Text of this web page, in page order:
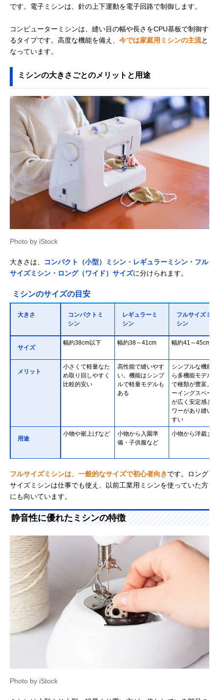
です。電子ミシンは、針の上下運動を電子回路で制御します。
コンピューターミシンは、縫い目の幅や長さをCPU基板で制御す
るタイプです。高度な機能を備え、 今では家庭用ミシンの主流と
なっています。
ミシンの大きさごとのメリットと用途
Photo by iStock
大きさは、
コンパクト（小型）ミシン・レギュラーミシン・フル
サイズミシン・ロング（ワイド）サイズに分けられます。
ミシンのサイズの目安
大きさ
コンパクトミ
シン
レギュラーミ
シン
フルサイズミ
シン
サイズ
幅約38cm以下 幅約38～41cm 幅約41～45cm
メリット
小さくて軽量なた
め取り回しやすく
比較的安い
高性能で縫いやす
い。機能はシンプ
ルで軽量モデルも
ある
シンプルな機能か
ら多機能モデルま
で種類が豊富。ソ
ーイングスペース
が広く安定感とパ
ワーがあり縫いや
すい
用途
小物や裾上げなど
小物から入園準
備・子供服など
小物から洋裁まで
フルサイズミシンは、一般的なサイズで初心者向きです。ロング
サイズミシンは仕事でも使え、以前工業用ミシンを使っていた方
にも向いています。
静音性に優れたミシンの特徴
Photo by iStock